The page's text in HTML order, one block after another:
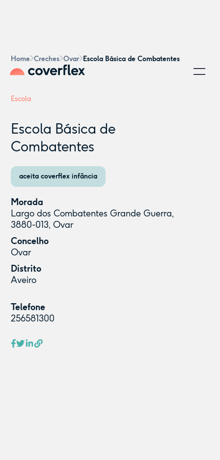
Home Creches Ovar Escola Básica de Combatentes
Escola
Escola Básica de
Combatentes
aceita coverflex infância
Morada
Largo dos Combatentes Grande Guerra,
3880-013, Ovar
Concelho
Ovar
Distrito
Aveiro
Telefone
256581300